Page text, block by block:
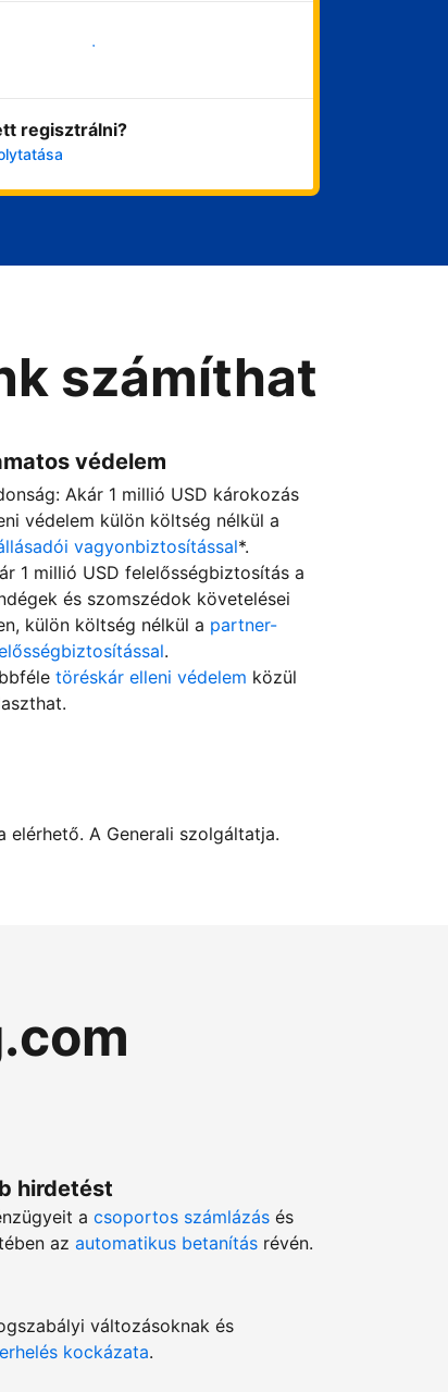
Vágjon bele most
regisztrálni?
számíthat
védelem
Akár 1 millió USD károkozás
védelem külön költség nélkül a
vagyonbiztosítással*.
1 millió USD felelősségbiztosítás a
és szomszédok követelései
külön költség nélkül a partner-
.
töréskár elleni védelem közül
elérhető. A Generali szolgáltatja.
hirdetést
a csoportos számlázás és
az automatikus betanítás révén.
változásoknak és
kockázata.